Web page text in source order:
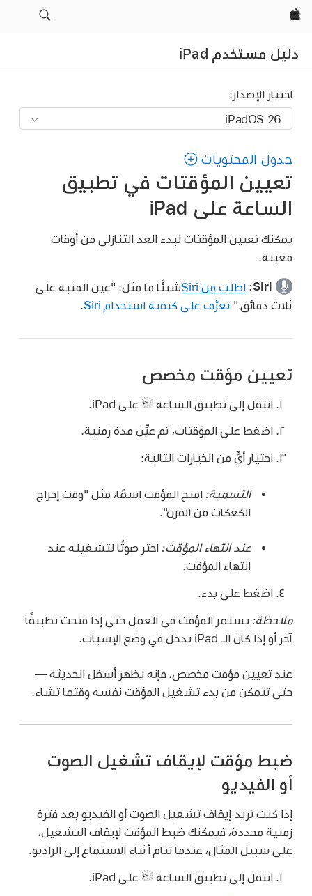
Apple‏
دليل مستخدم iPad
اختيار الإصدار:
جدول المحتويات
تعيين المؤقتات في تطبيق
الساعة على iPad
يمكنك تعيين المؤقتات لبدء العد التنازلي من أوقات
معينة.
Siri: اطلب من Siri شيئًا ما مثل: "عين المنبه على
ثلاث دقائق." تعرَّف على كيفية استخدام Siri
تعيين مؤقت مخصص
انتقل إلى تطبيق الساعة على iPad.
اضغط على المؤقتات، ثم عيِّن مدة زمنية.
اختيار أيٍّ من الخيارات التالية:
التسمية:امنح المؤقت اسمًا، مثل "وقت إخراج
الكعكات من الفرن".
عند انتهاء المؤقت:اختر صوتًا لتشغيله عند
انتهاء المؤقت.
اضغط على بدء.
ملاحظة: يستمر المؤقت في العمل حتى إذا فتحت تطبيقًا
آخر أو إذا كان الـ iPad يدخل في وضع الإسبات.
عند تعيين مؤقت مخصص، فإنه يظهر أسفل الحديثة —
حتى تتمكن من بدء تشغيل المؤقت نفسه وقتما تشاء.
ضبط مؤقت لإيقاف تشغيل الصوت
أو الفيديو
إذا كنت تريد إيقاف تشغيل الصوت أو الفيديو بعد فترة
زمنية محددة، فيمكنك ضبط المؤقت لإيقاف التشغيل،
على سبيل المثال، عندما تنام أثناء الاستماع إلى الراديو.
انتقل إلى تطبيق الساعة على iPad.